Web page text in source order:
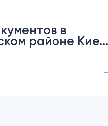
в
районе Кие...